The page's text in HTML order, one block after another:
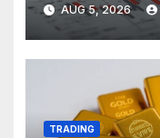
AUG 5, 2026
TRADING